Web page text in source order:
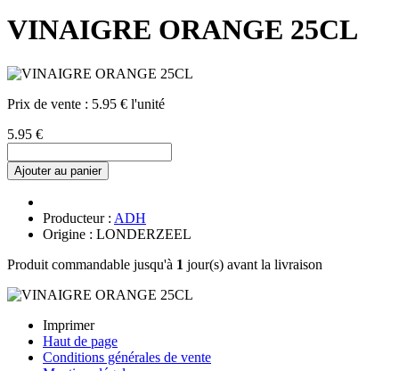
VINAIGRE ORANGE 25CL
Prix de vente : 5.95 € l'unité
5.95 €
Ajouter au panier
Producteur : ADH
Origine : LONDERZEEL
Produit commandable jusqu'à 1 jour(s) avant la livraison
Imprimer
Haut de page
Conditions générales de vente